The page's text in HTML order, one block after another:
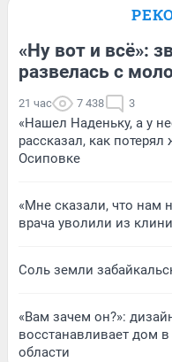
«Ну вот и всё»:
развелась с
21 час 7 438 3
«Нашел Наденьку, а у
рассказал, как
Осиповке
«Мне сказали, что нам
врача уволили из
Соль земли
«Вам зачем он?»:
восстанавливает дом
области